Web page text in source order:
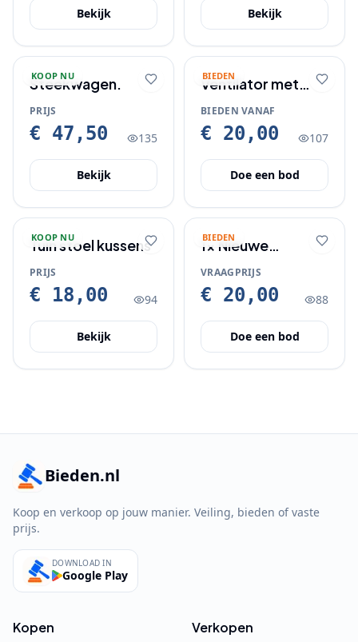
Bekijk Bekijk
KOOP NU
Steekwagen.
PRIJS
€ 47,50 135
Bekijk
BIEDEN
Ventilator met
verlicting
BIEDEN VANAF
€ 20,00 107
Doe een bod
KOOP NU
Tuin stoel kussens
PRIJS
€ 18,00 94
Bekijk
BIEDEN
1x Nieuwe
hanglamp met
toebehoren
VRAAGPRIJS
€ 20,00 88
Doe een bod
Bieden.nl
Koop en verkoop op jouw manier. Veiling, bieden of vaste
prijs.
DOWNLOAD IN
Google Play
Kopen Verkopen